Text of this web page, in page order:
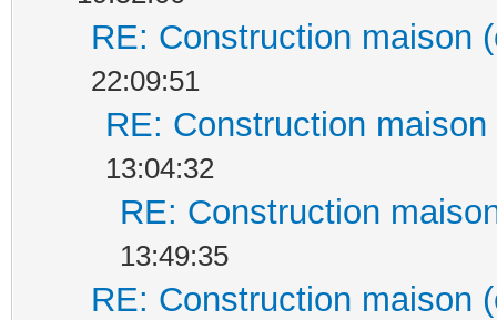
RE: Construction maison
22:09:51
RE: Construction
13:04:32
RE: Construction
13:49:35
RE: Construction maison